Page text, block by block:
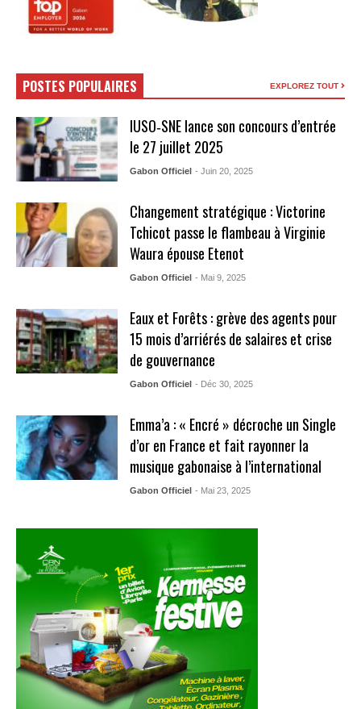
POSTES POPULAIRES EXPLOREZ TOUT
IUSO‑SNE lance son concours d’entrée
le 27 juillet 2025
Gabon Officiel - Juin 20, 2025
Changement stratégique : Victorine
Tchicot passe le flambeau à Virginie
Waura épouse Etenot
Gabon Officiel - Mai 9, 2025
Eaux et Forêts : grève des agents pour
15 mois d’arriérés de salaires et crise
de gouvernance
Gabon Officiel - Déc 30, 2025
Emma’a : « Encré » décroche un Single
d’or en France et fait rayonner la
musique gabonaise à l’international
Gabon Officiel - Mai 23, 2025